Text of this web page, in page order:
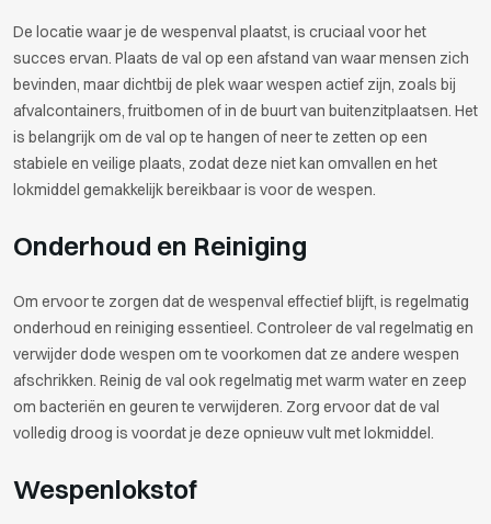
De locatie waar je de wespenval plaatst, is cruciaal voor het
succes ervan. Plaats de val op een afstand van waar mensen zich
bevinden, maar dichtbij de plek waar wespen actief zijn, zoals bij
afvalcontainers, fruitbomen of in de buurt van buitenzitplaatsen. Het
is belangrijk om de val op te hangen of neer te zetten op een
stabiele en veilige plaats, zodat deze niet kan omvallen en het
lokmiddel gemakkelijk bereikbaar is voor de wespen.
Onderhoud en Reiniging
Om ervoor te zorgen dat de wespenval effectief blijft, is regelmatig
onderhoud en reiniging essentieel. Controleer de val regelmatig en
verwijder dode wespen om te voorkomen dat ze andere wespen
afschrikken. Reinig de val ook regelmatig met warm water en zeep
om bacteriën en geuren te verwijderen. Zorg ervoor dat de val
volledig droog is voordat je deze opnieuw vult met lokmiddel.
Wespenlokstof